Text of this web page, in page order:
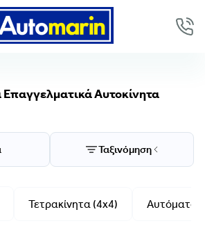
Αυτοκίνητα
Ταξινόμηση
Τετρακίνητα (4x4) Αυτόματο